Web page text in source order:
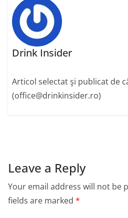
Drink Insider
Articol selectat şi publicat de
(office@drinkinsider.ro)
Leave a Reply
Your email address will not be
fields are marked *